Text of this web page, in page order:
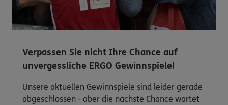
Verpassen Sie nicht Ihre Chance auf
unvergessliche ERGO Gewinnspiele!
Unsere aktuellen Gewinnspiele sind leider gerade
abgeschlossen - aber die nächste Chance wartet